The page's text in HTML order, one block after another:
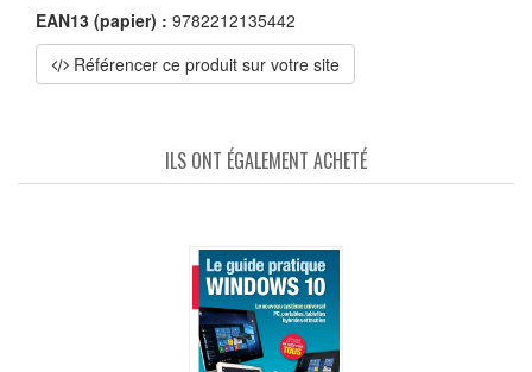
EAN13 (papier) : 9782212135442
Référencer ce produit sur votre site
ILS ONT ÉGALEMENT ACHETÉ